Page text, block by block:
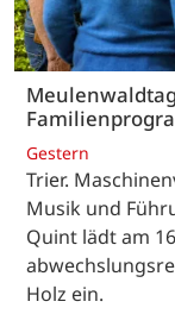
Gestern
Trier.
Musik und
Quint lädt am
Holz ein.